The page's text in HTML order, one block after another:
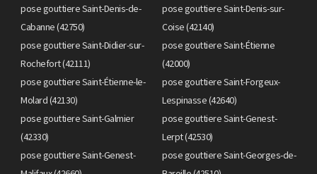
pose gouttiere Saint-Denis-de-
Cabanne (42750)
pose gouttiere Saint-Denis-sur-
Coise (42140)
pose gouttiere Saint-Didier-sur-
Rochefort (42111)
pose gouttiere Saint-Étienne
(42000)
pose gouttiere Saint-Étienne-le-
Molard (42130)
pose gouttiere Saint-Forgeux-
Lespinasse (42640)
pose gouttiere Saint-Galmier
(42330)
pose gouttiere Saint-Genest-
Lerpt (42530)
pose gouttiere Saint-Genest-
pose gouttiere Saint-Georges-de-